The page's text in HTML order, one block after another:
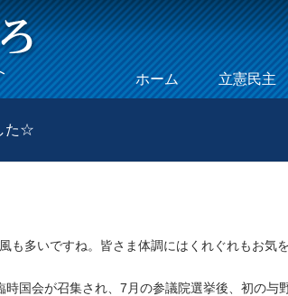
Menu
Skip to content
ホーム 立憲民主
た☆
も多いですね。皆さま体調にはくれぐれもお気
国会が召集され、7月の参議院選挙後、初の与